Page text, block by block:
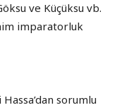
ve Küçüksu vb.
imparatorluk
sorumlu